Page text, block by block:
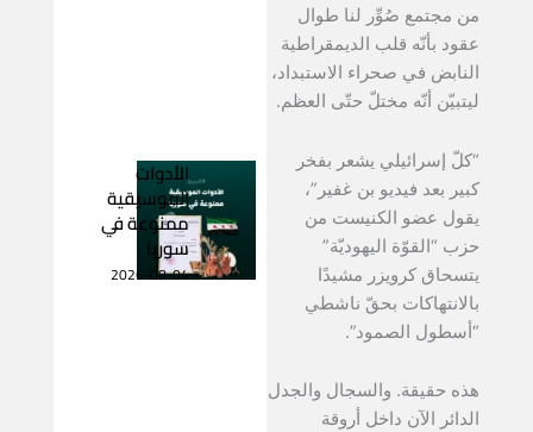
من مجتمع صُوِّر لنا طوال
عقود بأنّه قلب الديمقراطية
النابض في صحراء الاستبداد،
ليتبيّن أنّه مختلّ حتّى العظم.
“كلّ إسرائيلي يشعر بفخر
كبير بعد فيديو بن غفير”،
يقول عضو الكنيست من
حزب “القوّة اليهوديّة”
يتسحاق كرويزر مشيدًا
بالانتهاكات بحقّ ناشطي
“أسطول الصمود”.
هذه حقيقة. والسجال والجدل
الدائر الآن داخل أروقة
الأدوات
الموسيقية
ممنوعة في
سوريا
2026-08-04